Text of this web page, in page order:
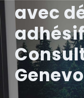
avec